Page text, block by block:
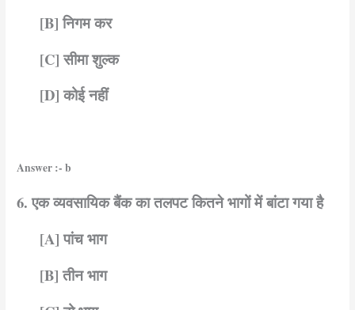
[B] निगम कर
[C] सीमा शुल्क
[D] कोई नहीं
Answer :- b
6. एक व्यवसायिक बैंक का तलपट कितने भागों में बांटा गया है
[A] पांच भाग
[B] तीन भाग